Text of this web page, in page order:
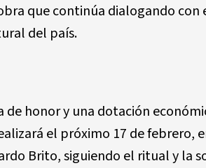
que continúa dialogando con
del país.
honor y una dotación
el próximo 17 de febrero,
Brito, siguiendo el ritual y la